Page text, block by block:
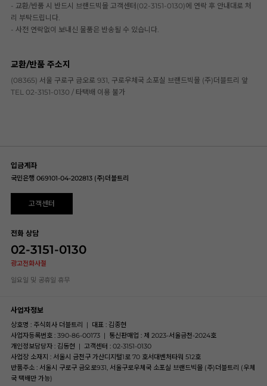
- 교환/반품 시 반드시 브랜드빅몰 고객센터(02-3151-0130)에 연락 후 안내대로 처
리 부탁드립니다.
- 사전 연락없이 보내신 물품은 반송될 수 있습니다.
교환/반품 주소지
(08365) 서울 구로구 금오로 931, 구로우체국 소포실 브랜드빅몰 (주)더블트리 앞
TEL 02-3151-0130 / 타택배 이용 불가
입금계좌
국민은행 069101-04-202813 (주)더블트리
고객센터
전화 상담
02-3151-0130
광고전화사절
일요일 및 공휴일 휴무
사업자정보
상호명 : 주식회사 더블트리 | 대표 : 김종현
사업자등록번호 : 390-86-00173 | 통신판매업 : 제 2023-서울금천-2024호
개인정보담당자 : 김동현 | 고객센터 : 02-3151-0130
사업장 소재지 : 서울시 금천구 가산디지털1로 70 호서대벤처타워 512호
반품주소 : 서울시 구로구 금오로931, 서울구로우체국 소포실 브랜드빅몰 (주)더블트리 (우체
국 택배만 가능)